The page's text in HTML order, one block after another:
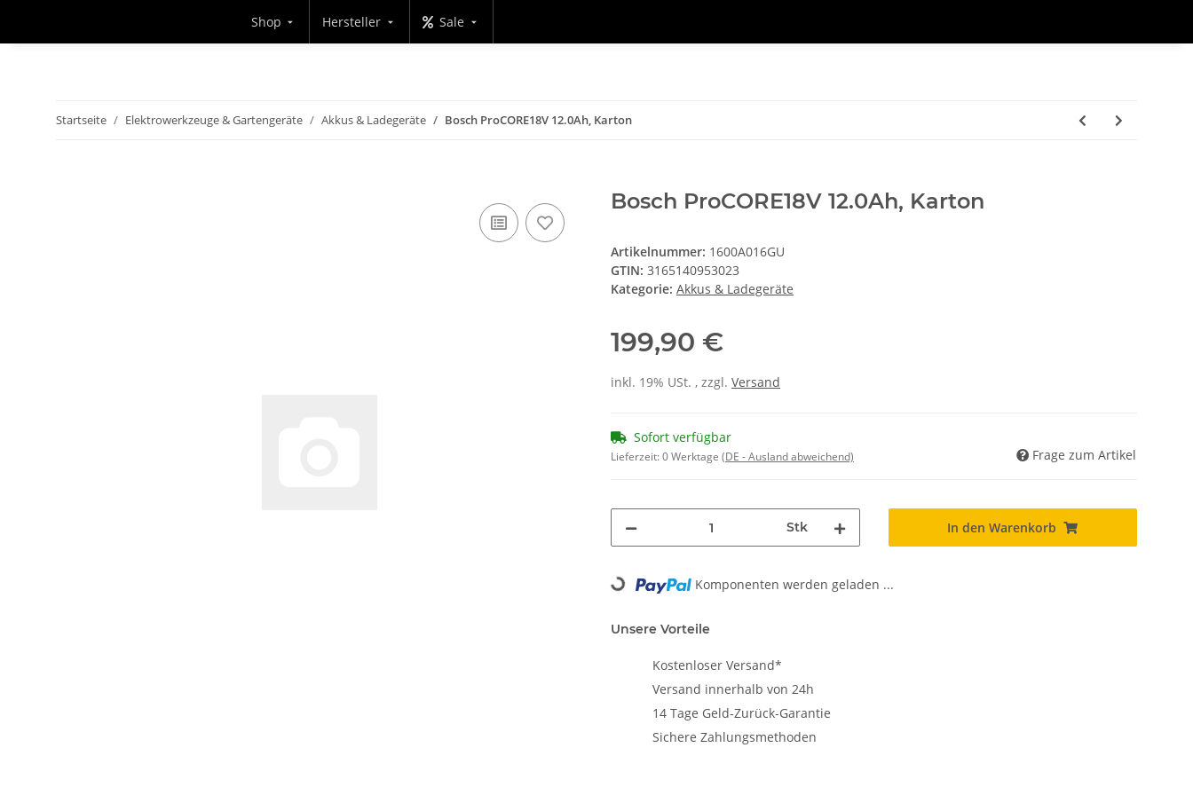
Shop Hersteller Sale
Startseite Elektrowerkzeuge & Gartengeräte Akkus & Ladegeräte Bosch ProCORE18V 12.0Ah, Karton
Bosch ProCORE18V 12.0Ah, Karton
Artikelnummer: 1600A016GU
GTIN: 3165140953023
Kategorie: Akkus & Ladegeräte
199,90 €
inkl. 19% USt. , zzgl. Versand
Sofort verfügbar
Lieferzeit:0 Werktage (DE - Ausland abweichend) Frage zum Artikel
Stk In den Warenkorb
Loading... Komponenten werden geladen ...
Unsere Vorteile
Kostenloser Versand*
Versand innerhalb von 24h
14 Tage Geld-Zurück-Garantie
Sichere Zahlungsmethoden